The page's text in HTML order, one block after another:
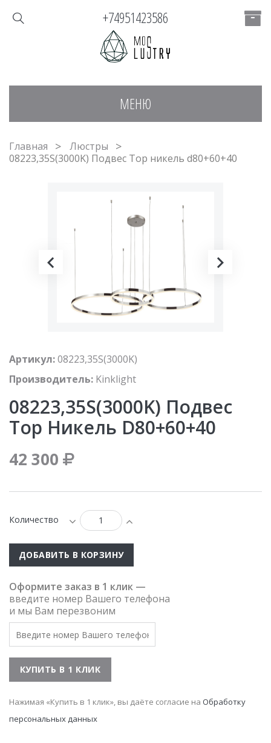
МЕНЮ
+74951423586
Главная
Люстры
08223,35S(3000K) Подвес Тор никель d80+60+40
Артикул:08223,35S(3000K)
Производитель: Kinklight
08223,35S(3000K) Подвес
Тор Никель D80+60+40
42 300
Количество
ДОБАВИТЬ В КОРЗИНУ
Оформите заказ в 1 клик —
введите номер Вашего телефона
и мы Вам перезвоним
Нажимая «Купить в 1 клик», вы даёте согласие на Обработку
персональных данных